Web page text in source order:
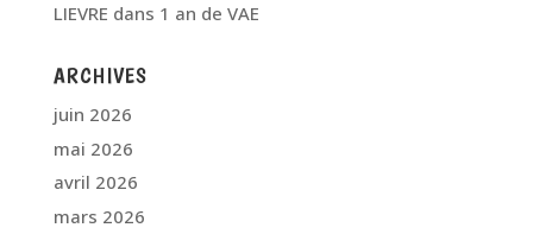
LIEVRE dans 1 an de VAE
ARCHIVES
juin 2026
mai 2026
avril 2026
mars 2026